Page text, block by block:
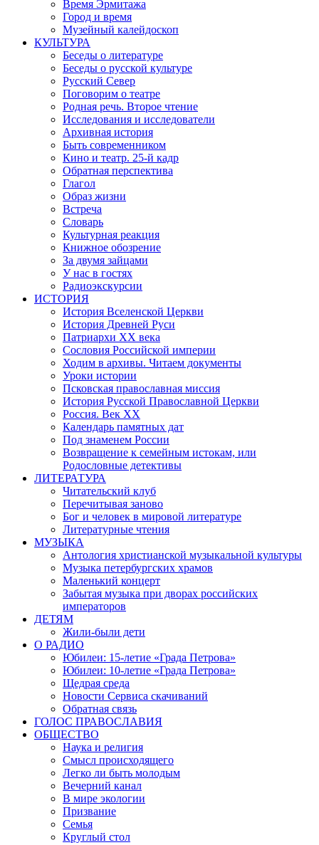
Время Эрмитажа
Город и время
Музейный калейдоскоп
КУЛЬТУРА
Беседы о литературе
Беседы о русской культуре
Русский Север
Поговорим о театре
Родная речь. Второе чтение
Исследования и исследователи
Архивная история
Быть современником
Кино и театр. 25-й кадр
Обратная перспектива
Глагол
Образ жизни
Встреча
Словарь
Культурная реакция
Книжное обозрение
За двумя зайцами
У нас в гостях
Радиоэкскурсии
ИСТОРИЯ
История Вселенской Церкви
История Древней Руси
Патриархи XX века
Сословия Российской империи
Ходим в архивы. Читаем документы
Уроки истории
Псковская православная миссия
История Русской Православной Церкви
Россия. Век ХХ
Календарь памятных дат
Под знаменем России
Возвращение к семейным истокам, или
Родословные детективы
ЛИТЕРАТУРА
Читательский клуб
Перечитывая заново
Бог и человек в мировой литературе
Литературные чтения
МУЗЫКА
Антология христианской музыкальной культуры
Музыка петербургских храмов
Маленький концерт
Забытая музыка при дворах российских
императоров
ДЕТЯМ
Жили-были дети
О РАДИО
Юбилеи: 15-летие «Града Петрова»
Юбилеи: 10-летие «Града Петрова»
Щедрая среда
Новости Сервиса скачиваний
Обратная связь
ГОЛОС ПРАВОСЛАВИЯ
ОБЩЕСТВО
Наука и религия
Смысл происходящего
Легко ли быть молодым
Вечерний канал
В мире экологии
Призвание
Семья
Круглый стол